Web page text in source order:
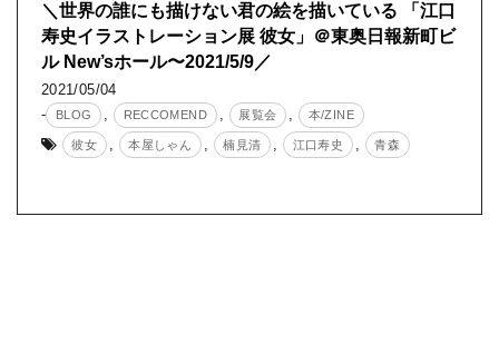
＼世界の誰にも描けない君の絵を描いている 「江口
寿史イラストレーション展 彼女」＠東奥日報新町ビ
ル New’sホール〜2021/5/9／
2021/05/04
-
BLOG , RECCOMEND , 展覧会 , 本/ZINE
彼女 本屋しゃん 楠見清 江口寿史 青森